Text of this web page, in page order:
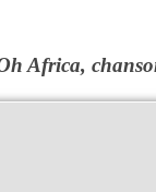
Africa,